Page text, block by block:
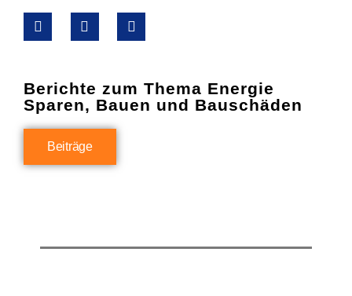
Berichte zum Thema Energie
Sparen, Bauen und Bauschäden
Beiträge